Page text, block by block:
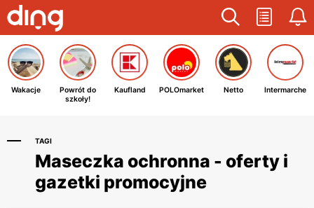
Wakacje
Powrót do
szkoły!
Kaufland POLOmarket Netto Intermarche
TAGI
Maseczka ochronna - oferty i
gazetki promocyjne